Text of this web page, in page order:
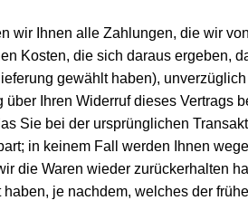
wir Ihnen alle Zahlungen, die wir
Kosten, die sich daraus ergeben,
gewählt haben),
Ihren Widerruf dieses Vertrags
Sie bei der ursprünglichen
in keinem Fall werden Ihnen
die Waren wieder zurückerhalten
je nachdem, welches der